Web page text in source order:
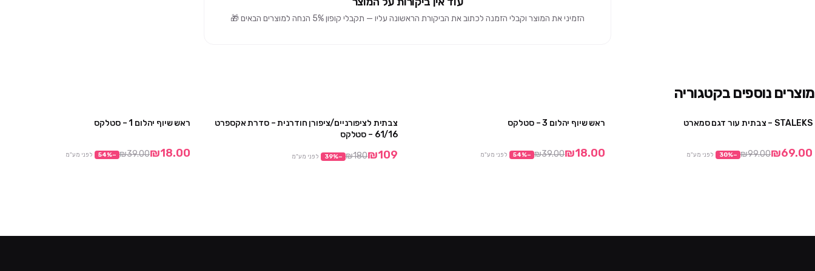
הזמיני את המוצר וקבלי הזמנה לכתוב את הביקורת הראשונה עליו — תקבלי קופון 5% הנחה למוצרים הבאים 🎁
מוצרים נוספים בקטגוריה
STALEKS – צבתית עור דגם סמארט
₪69.00
₪99.00
−
30% לפני מע"מ
ראש שיוף יהלום 3 – סטלקס
₪18.00
₪39.00
−
54% לפני מע"מ
צבתית לציפורניים/ציפורן חודרנית – סדרת אקספרט
61/16 – סטלקס
₪109
₪180
−
39% לפני מע"מ
ראש שיוף יהלום 1 – סטלקס
₪18.00
₪39.00
−
54% לפני מע"מ